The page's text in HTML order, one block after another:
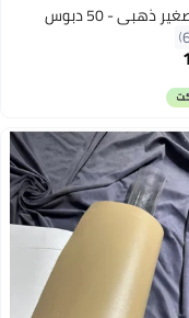
ذهبي - 50 دبوس